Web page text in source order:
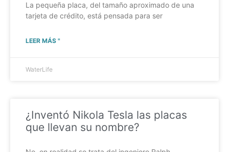
La pequeña placa, del tamaño aproximado de una
tarjeta de crédito, está pensada para ser
LEER MÁS "
WaterLife
¿Inventó Nikola Tesla las placas
que llevan su nombre?